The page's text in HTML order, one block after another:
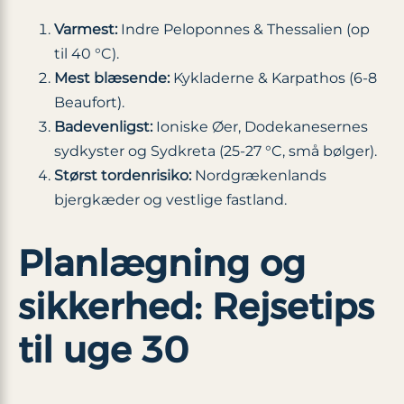
Varmest:Indre Peloponnes & Thessalien (op
til 40 °C).
Mest blæsende:Kykladerne & Karpathos (6-8
Beaufort).
Badevenligst:Ioniske Øer, Dodekanesernes
sydkyster og Sydkreta (25-27 °C, små bølger).
Størst tordenrisiko:Nordgrækenlands
bjergkæder og vestlige fastland.
Planlægning og
sikkerhed: Rejsetips
til uge 30